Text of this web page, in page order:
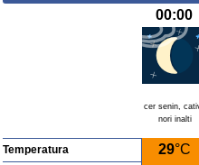
00:00
cer senin,
nori inalti
Temperatura 29°C